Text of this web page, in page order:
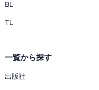
BL
TL
一覧から探す
出版社